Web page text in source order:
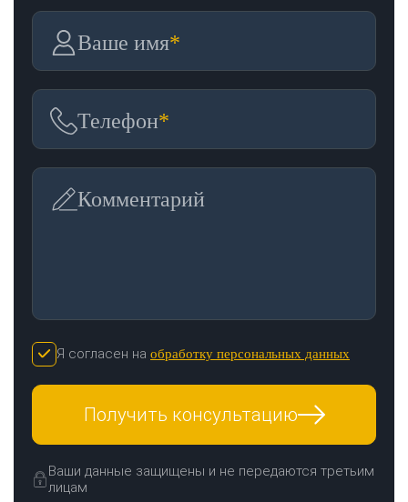
Ваше имя*
Телефон*
Комментарий
Я согласен на обработку персональных данных
Получить консультацию
Ваши данные защищены и не передаются третьим
лицам